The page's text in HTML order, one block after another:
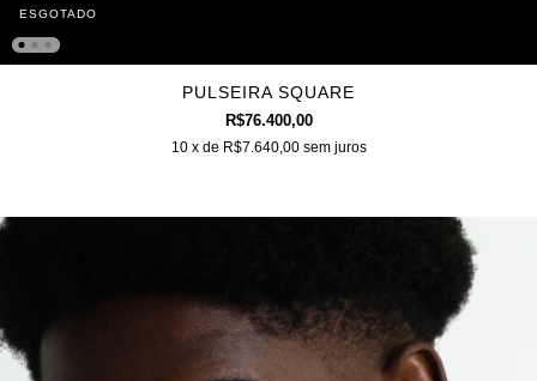
ESGOTADO
PULSEIRA SQUARE
R$76.400,00
10 x de R$7.640,00 sem juros